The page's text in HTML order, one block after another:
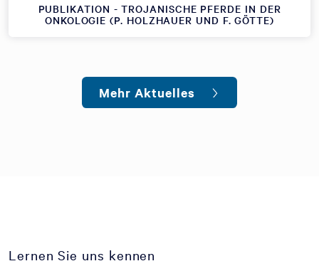
PUBLIKATION - TROJANISCHE PFERDE IN DER
ONKOLOGIE (P. HOLZHAUER UND F. GÖTTE)
Mehr Aktuelles
Lernen Sie uns kennen